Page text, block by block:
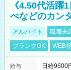
《4.50代活躍
べなどのカン
アルバイト 職種未
ブランクOK
WEB
給与
日給